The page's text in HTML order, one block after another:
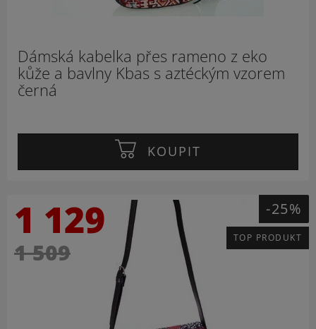
Dámská kabelka přes rameno z eko
kůže a bavlny Kbas s aztéckým vzorem
černá
KOUPIT
1 129
1 509
-25%
TOP PRODUKT